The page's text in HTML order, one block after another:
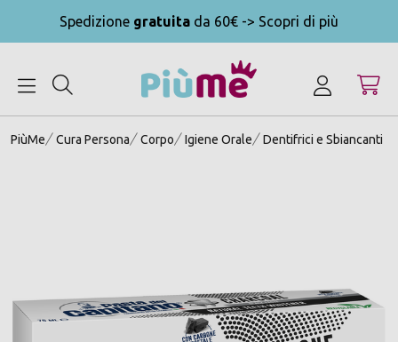
Spedizione gratuita da 60€ -> Scopri di più
PiùMe Cura Persona Corpo Igiene Orale Dentifrici e Sbiancanti